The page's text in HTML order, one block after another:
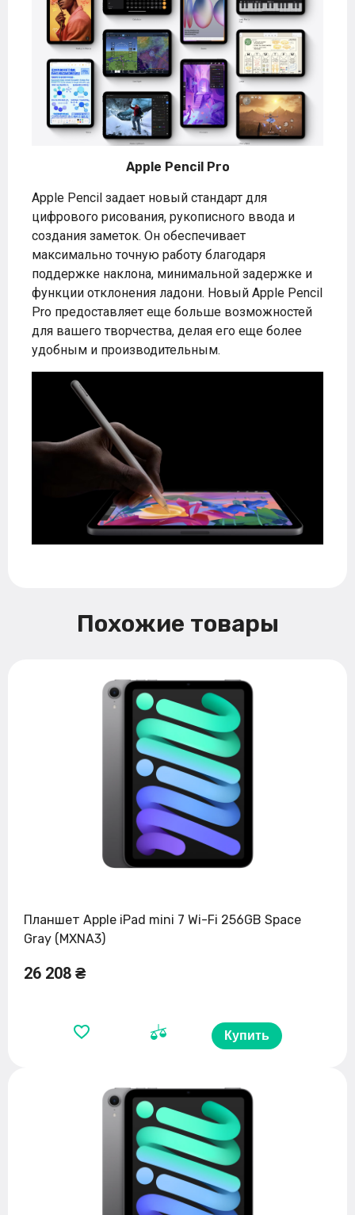
Apple Pencil Pro
Apple Pencil задает новый стандарт для
цифрового рисования, рукописного ввода и
создания заметок. Он обеспечивает
максимально точную работу благодаря
поддержке наклона, минимальной задержке и
функции отклонения ладони. Новый Apple Pencil
Pro предоставляет еще больше возможностей
для вашего творчества, делая его еще более
удобным и производительным.
Похожие товары
Планшет Apple iPad mini 7 Wi-Fi 256GB Space
Gray (MXNA3)
26 208 ₴
Купить